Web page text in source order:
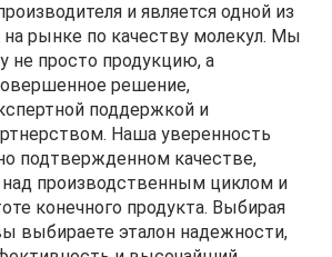
и является одной из
рынке по качеству молекул. Мы
не просто продукцию, а
решение,
поддержкой и
Наша уверенность
подтвержденном качестве,
производственным циклом и
конечного продукта. Выбирая
выбираете эталон надежности,